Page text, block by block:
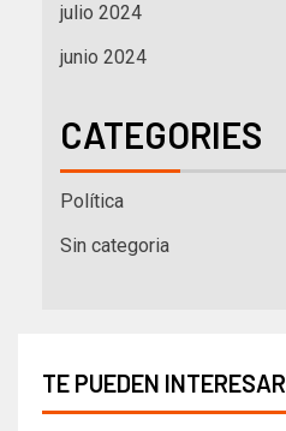
julio 2024
junio 2024
CATEGORIES
Política
Sin categoria
TE PUEDEN INTERESAR